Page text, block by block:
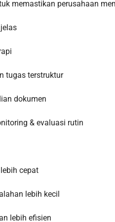
memastikan perusahaan
tugas terstruktur
dokumen
& evaluasi rutin
cepat
lebih kecil
lebih efisien